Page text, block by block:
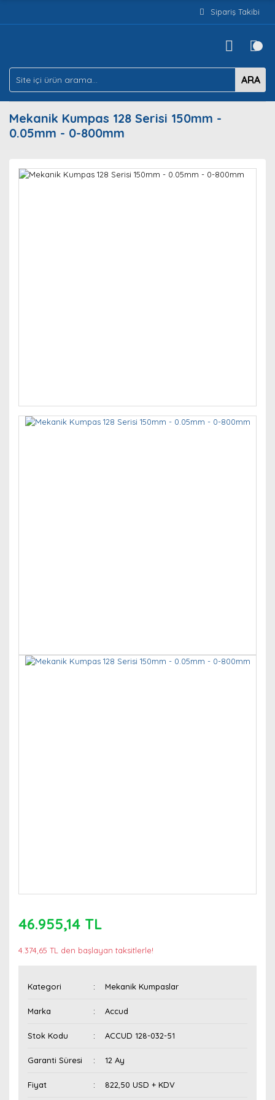
Sipariş Takibi
ARA
Mekanik Kumpas 128 Serisi 150mm -
0.05mm - 0-800mm
46.955,14 TL
4.374,65 TL den başlayan taksitlerle!
Kategori Mekanik Kumpaslar
Marka Accud
Stok Kodu ACCUD 128-032-51
Garanti Süresi 12 Ay
Fiyat 822,50 USD + KDV